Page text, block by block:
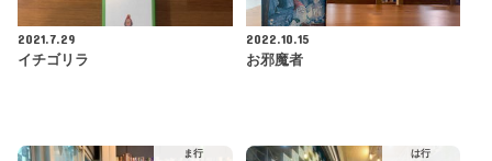
2021.7.29
イチゴリラ
2022.10.15
お邪魔者
ま行 は行